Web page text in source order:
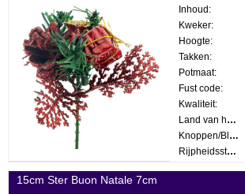
Inhoud:
Kweker:
Hoogte:
Takken:
Potmaat:
Fust code:
Kwaliteit:
Land van herkomst:
Knoppen/Bloemen:
Rijpheidsstadium:
15cm Ster Buon Natale 7cm